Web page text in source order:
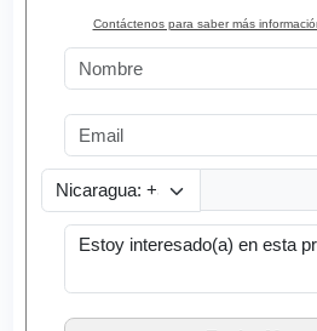
Contáctenos para saber más